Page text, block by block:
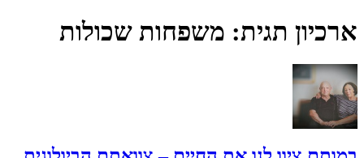
ארכיון תגית: משפחות שכולות